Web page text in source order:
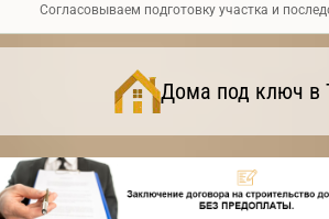
Согласовываем подготовку участка и
Дома под ключ в